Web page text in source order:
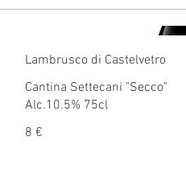
Lambrusco di Castelvetro
Cantina Settecani "Secco"
Alc.10.5% 75cl
8 €